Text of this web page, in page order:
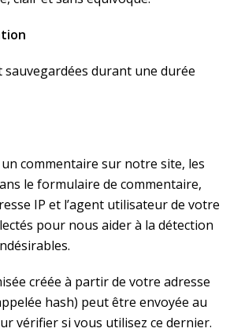
sauvegardées durant une durée
commentaire sur notre site, les
le formulaire de commentaire,
IP et l’agent utilisateur de votre
pour nous aider à la détection
créée à partir de votre adresse
hash) peut être envoyée au
vérifier si vous utilisez ce dernier.